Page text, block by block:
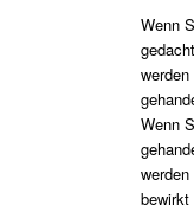
Wenn
Wenn
bewirkt